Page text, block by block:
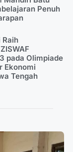
Penuh
pada Olimpiade
Ekonomi
Tengah